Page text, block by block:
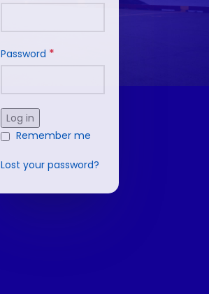
Password *
Log in
Remember me
Lost your password?